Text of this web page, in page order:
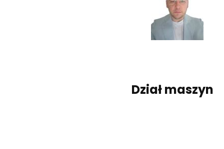
Dział maszyn